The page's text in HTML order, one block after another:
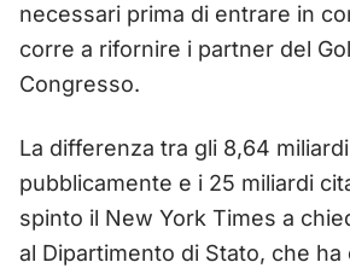
necessari prima di entrare in
corre a rifornire i partner del
Congresso.
La differenza tra gli 8,64
pubblicamente e i 25 miliardi
spinto il New York Times a
al Dipartimento di Stato, che